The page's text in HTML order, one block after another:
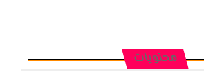
محتويات